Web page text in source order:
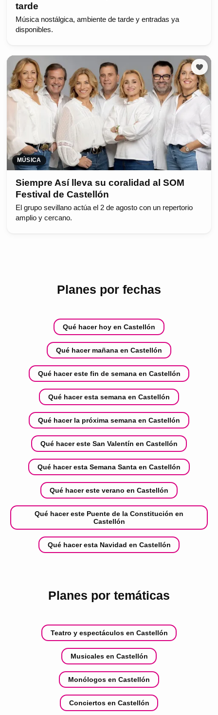
tarde
Música nostálgica, ambiente de tarde y entradas ya
disponibles.
MÚSICA
Siempre Así lleva su coralidad al SOM
Festival de Castellón
El grupo sevillano actúa el 2 de agosto con un repertorio
amplio y cercano.
Planes por fechas
Qué hacer hoy en Castellón
Qué hacer mañana en Castellón
Qué hacer este fin de semana en Castellón
Qué hacer esta semana en Castellón
Qué hacer la próxima semana en Castellón
Qué hacer este San Valentín en Castellón
Qué hacer esta Semana Santa en Castellón
Qué hacer este verano en Castellón
Qué hacer este Puente de la Constitución en
Castellón
Qué hacer esta Navidad en Castellón
Planes por temáticas
Teatro y espectáculos en Castellón
Musicales en Castellón
Monólogos en Castellón
Conciertos en Castellón